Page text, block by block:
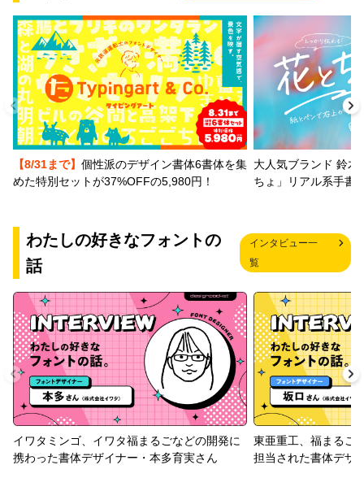
【8/31まで】 個性派のデザイン書体6書体を集
めた特別セットが37%OFFの5,980円！
大人気ブランド 鈴木
ちょ」リアル系手書
わたしの好きなフォントの
話
インタビュー一
覧
イワタミンゴ、イワタ福まるごなどの開発に
携わった書体デザイナー・本多育実さん
東亜重工、福まるご
担当された書体デザ